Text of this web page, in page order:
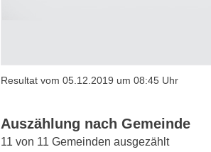
Resultat vom 05.12.2019 um 08:45 Uhr
Auszählung nach Gemeinde
11 von 11 Gemeinden ausgezählt